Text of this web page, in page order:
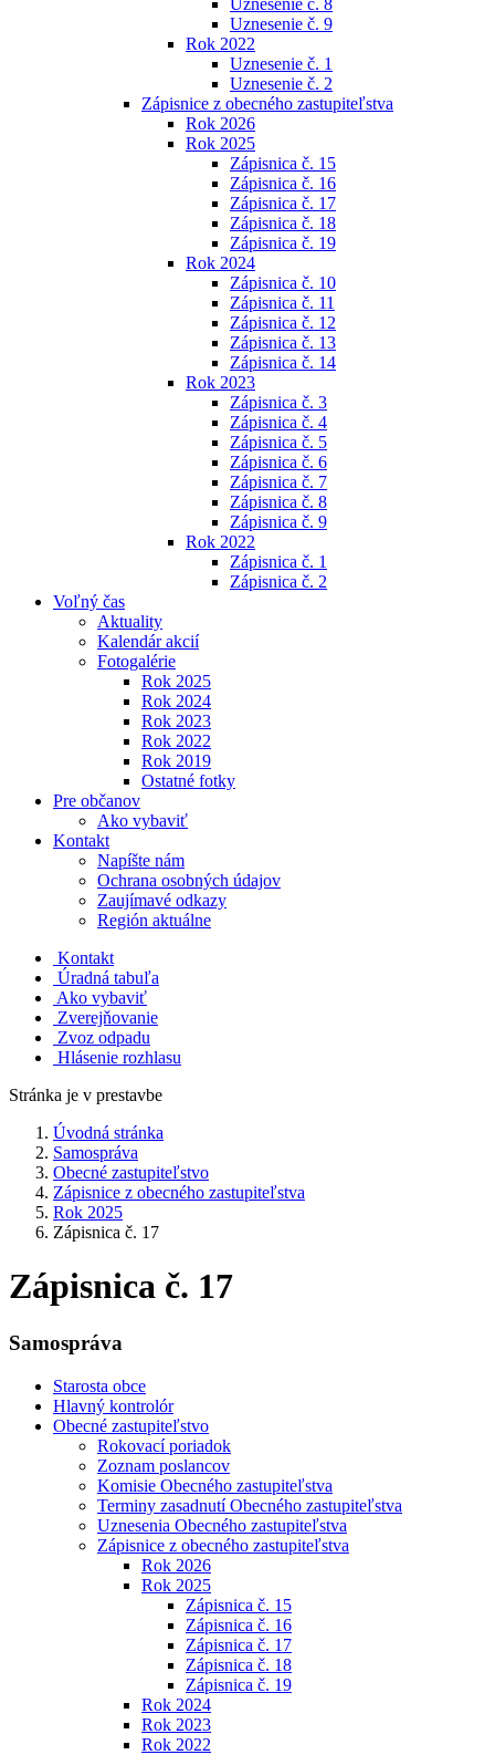
Uznesenie č. 8
Uznesenie č. 9
Rok 2022
Uznesenie č. 1
Uznesenie č. 2
Zápisnice z obecného zastupiteľstva
Rok 2026
Rok 2025
Zápisnica č. 15
Zápisnica č. 16
Zápisnica č. 17
Zápisnica č. 18
Zápisnica č. 19
Rok 2024
Zápisnica č. 10
Zápisnica č. 11
Zápisnica č. 12
Zápisnica č. 13
Zápisnica č. 14
Rok 2023
Zápisnica č. 3
Zápisnica č. 4
Zápisnica č. 5
Zápisnica č. 6
Zápisnica č. 7
Zápisnica č. 8
Zápisnica č. 9
Rok 2022
Zápisnica č. 1
Zápisnica č. 2
Voľný čas
Aktuality
Kalendár akcií
Fotogalérie
Rok 2025
Rok 2024
Rok 2023
Rok 2022
Rok 2019
Ostatné fotky
Pre občanov
Ako vybaviť
Kontakt
Napíšte nám
Ochrana osobných údajov
Zaujímavé odkazy
Región aktuálne
Kontakt
Úradná tabuľa
Ako vybaviť
Zverejňovanie
Zvoz odpadu
Hlásenie rozhlasu
Stránka je v prestavbe
Úvodná stránka
Samospráva
Obecné zastupiteľstvo
Zápisnice z obecného zastupiteľstva
Rok 2025
Zápisnica č. 17
Zápisnica č. 17
Samospráva
Starosta obce
Hlavný kontrolór
Obecné zastupiteľstvo
Rokovací poriadok
Zoznam poslancov
Komisie Obecného zastupiteľstva
Terminy zasadnutí Obecného zastupiteľstva
Uznesenia Obecného zastupiteľstva
Zápisnice z obecného zastupiteľstva
Rok 2026
Rok 2025
Zápisnica č. 15
Zápisnica č. 16
Zápisnica č. 17
Zápisnica č. 18
Zápisnica č. 19
Rok 2024
Rok 2023
Rok 2022